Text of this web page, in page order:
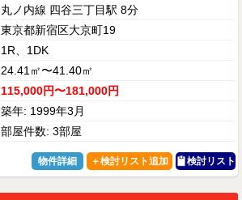
丸ノ内線 四谷三丁目駅 8分
東京都新宿区大京町19
1R、1DK
24.41㎡〜41.40㎡
115,000円〜181,000円
築年: 1999年3月
部屋件数: 3部屋
物件詳細 検討リスト